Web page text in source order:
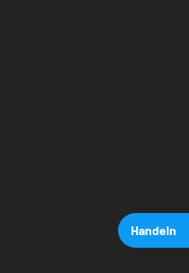
Handeln